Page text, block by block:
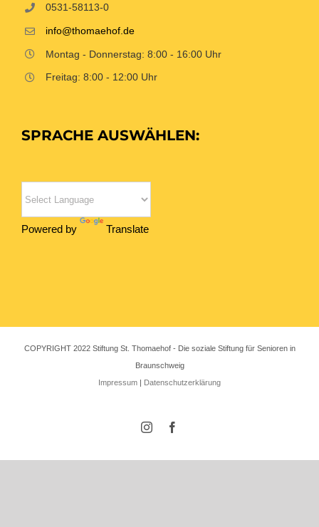
0531-58113-0
info@thomaehof.de
Montag - Donnerstag: 8:00 - 16:00 Uhr
Freitag: 8:00 - 12:00 Uhr
SPRACHE AUSWÄHLEN:
Powered by Translate
COPYRIGHT 2022 Stiftung St. Thomaehof - Die soziale Stiftung für Senioren in
Braunschweig
Impressum
Datenschutzerklärung
Instagram